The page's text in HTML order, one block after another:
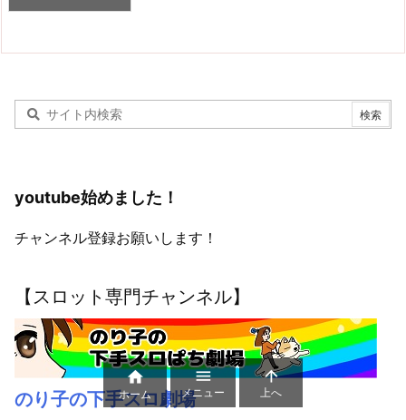
youtube始めました！
チャンネル登録お願いします！
【スロット専門チャンネル】
のり子の下手スロ劇場

ホーム

メニュー

上へ